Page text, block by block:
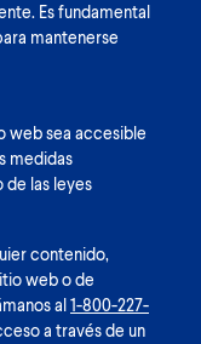
Es fundamental
mantenerse
web sea accesible
medidas
de las leyes
contenido,
web o de
al1-800-227-
a través de un